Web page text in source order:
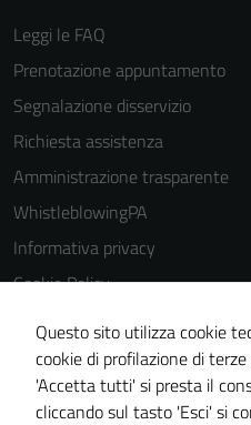
Leggi le FAQ
Prenotazione appuntamento
Segnalazione disservizio
Richiesta assistenza
Amministrazione trasparente
WhistleblowingPA
Informativa privacy
Cookie Policy
Note legali
Dichiarazione di accessibilità
Piano di miglioramento del sito
Questo sito utilizza cookie
cookie di profilazione di
'Accetta tutti' si presta il
cliccando sul tasto 'Esci' si